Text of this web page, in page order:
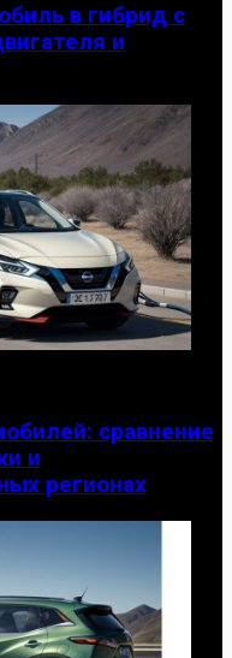
в гибрид с
и
сравнение
и
регионах